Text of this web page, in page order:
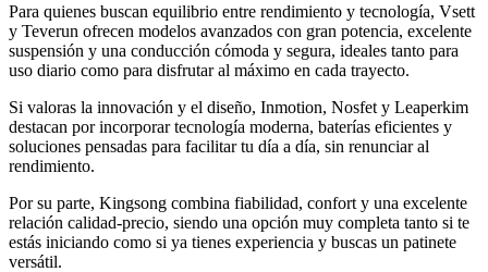
Para quienes buscan equilibrio entre rendimiento y tecnología, Vsett
y Teverun ofrecen modelos avanzados con gran potencia, excelente
suspensión y una conducción cómoda y segura, ideales tanto para
uso diario como para disfrutar al máximo en cada trayecto.
Si valoras la innovación y el diseño, Inmotion, Nosfet y Leaperkim
destacan por incorporar tecnología moderna, baterías eficientes y
soluciones pensadas para facilitar tu día a día, sin renunciar al
rendimiento.
Por su parte, Kingsong combina fiabilidad, confort y una excelente
relación calidad-precio, siendo una opción muy completa tanto si te
estás iniciando como si ya tienes experiencia y buscas un patinete
versátil.